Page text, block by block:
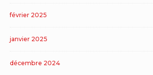
février 2025
janvier 2025
décembre 2024